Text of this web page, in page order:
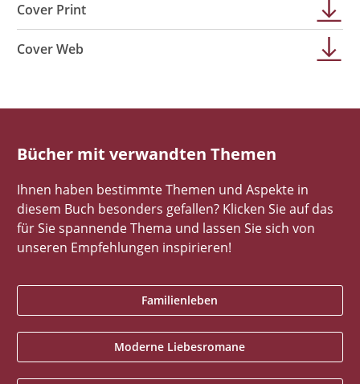
Cover Print
Cover Web
Bücher mit verwandten Themen
Ihnen haben bestimmte Themen und Aspekte in
diesem Buch besonders gefallen? Klicken Sie auf das
für Sie spannende Thema und lassen Sie sich von
unseren Empfehlungen inspirieren!
Familienleben
Moderne Liebesromane